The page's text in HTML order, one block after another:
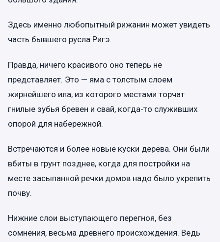
Здесь именно любопытный рижанин может увидеть
часть бывшего русла Ригэ.
Правда, ничего красивого оно теперь не
представляет. Это — яма с толстым слоем
жирнейшего ила, из которого местами торчат
гнилые зубья бревен и свай, когда-то служивших
опорой для набережной.
Встречаются и более новые куски дерева. Они были
вбиты в грунт позднее, когда для постройки на
месте засыпанной речки домов надо было укрепить
почву.
Нижние слои выступающего перегноя, без
сомнения, весьма древнего происхождения. Ведь